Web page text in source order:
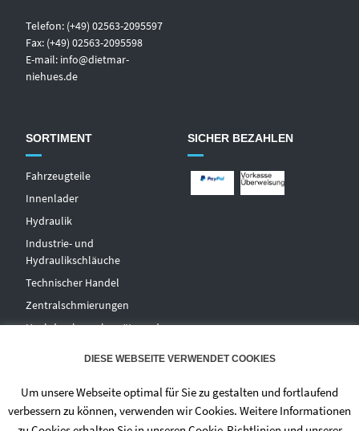
Telefon: (+49) 02563-2095597
Fax: (+49) 02563-2095598
E-mail: info@dietmar-
niehues.de
SORTIMENT
Fahrzeugteile
Innenlader
Hydraulik
Industrie- und
Hydraulikschläuche
Technischer Handel
Zentralschmierungen
Hochdruckwaschgeräte und
SICHER BEZAHLEN
DIESE WEBSEITE VERWENDET COOKIES
Um unsere Webseite optimal für Sie zu gestalten und fortlaufend
verbessern zu können, verwenden wir Cookies. Weitere Informationen